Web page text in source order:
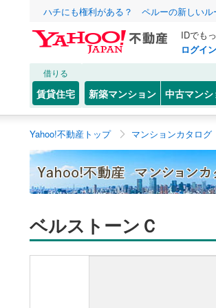
ハチにも権利がある？ ペルーの新しいル
IDでも
ログイン
借りる
賃貸住宅 新築マンション 中古マンシ
Yahoo!不動産トップ マンションカタログ
ベルストーンＣ